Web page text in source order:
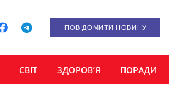
ПОВІДОМИТИ НОВИНУ
СВІТ ЗДОРОВ’Я ПОРАДИ